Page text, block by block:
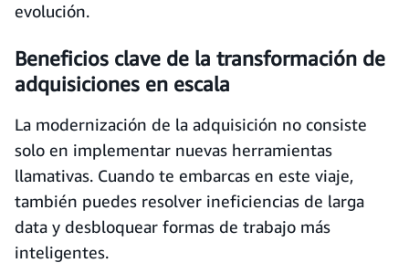
evolución.
Beneficios clave de la transformación de
adquisiciones en escala
La modernización de la adquisición no consiste
solo en implementar nuevas herramientas
llamativas. Cuando te embarcas en este viaje,
también puedes resolver ineficiencias de larga
data y desbloquear formas de trabajo más
inteligentes.